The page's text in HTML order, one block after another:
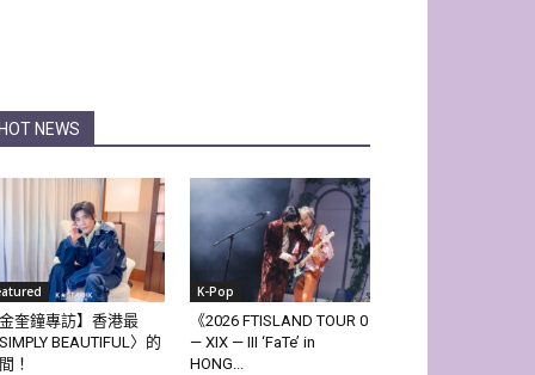
HOT NEWS
金奎鐘專訪】香港最
SIMPLY BEAUTIFUL〉的
！
K-Pop
《2026 FTISLAND TOUR 0
— XIX — III ‘FaTe’ in
HONG...